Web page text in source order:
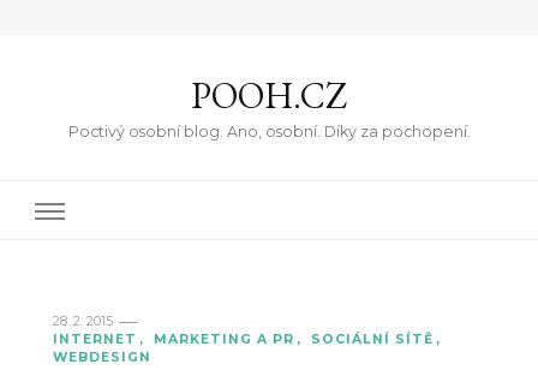
POOH.CZ
Poctivý osobní blog. Ano, osobní. Díky za pochopení.
28. 2. 2015
INTERNET
MARKETING A PR
SOCIÁLNÍ SÍTĚ
WEBDESIGN